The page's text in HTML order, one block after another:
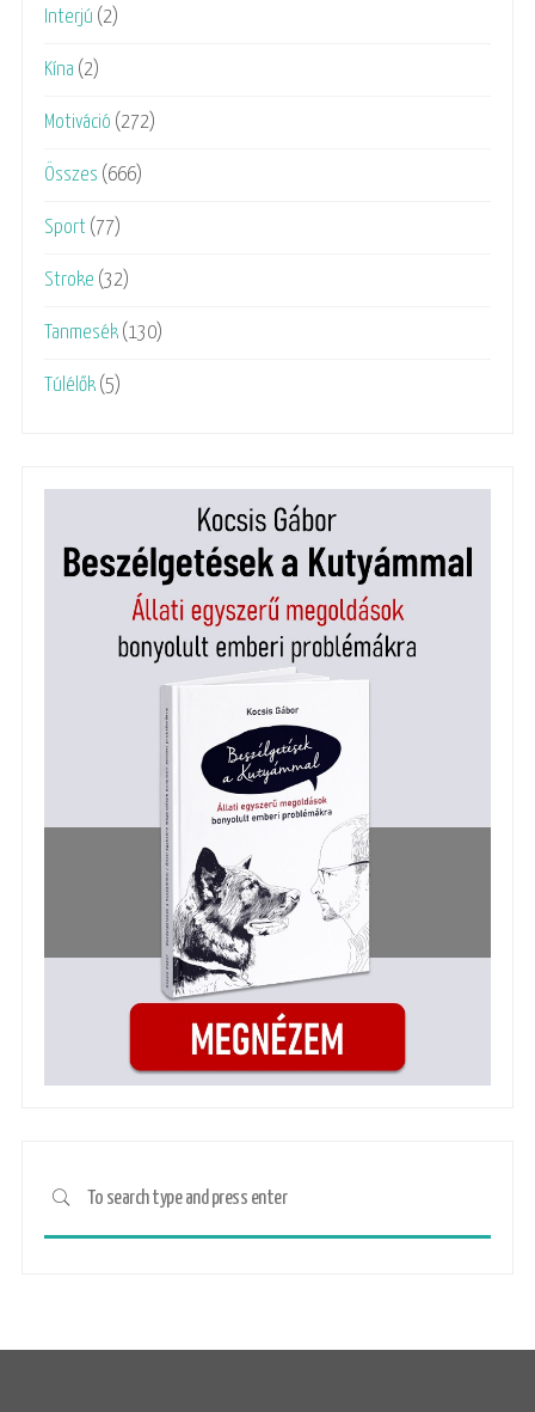
Interjú (2)
Kína (2)
Motiváció (272)
Összes (666)
Sport (77)
Stroke (32)
Tanmesék (130)
Túlélők (5)